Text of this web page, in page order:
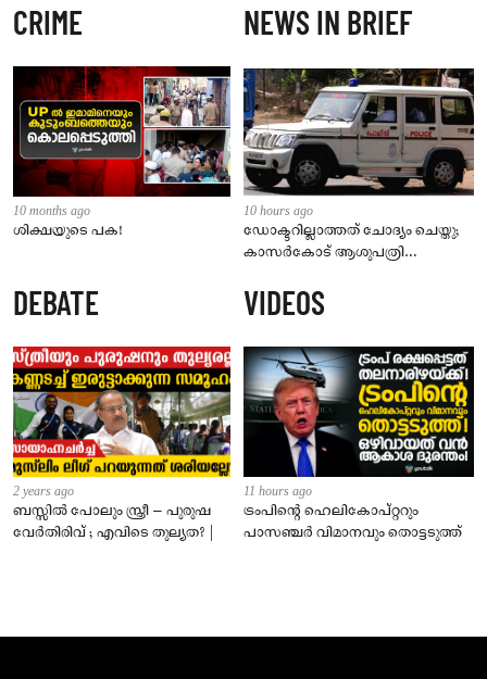
CRIME
10 months ago
ശിക്ഷയുടെ പക!
NEWS IN BRIEF
10 hours ago
ഡോക്ടറില്ലാത്തത് ചോദ്യം ചെയ്തു;
കാസർകോട് ആശുപത്രി
നാട്ടുകാർക്കെതിരെ കേസ്
DEBATE
2 years ago
ബസ്സിൽ പോലും സ്ത്രീ – പുരുഷ
വേർതിരിവ് ; എവിടെ തുല്യത? |
VIDEOS
11 hours ago
ട്രംപിന്റെ ഹെലികോപ്റ്ററും
പാസഞ്ചര്‍ വിമാനവും തൊട്ടടുത്ത്